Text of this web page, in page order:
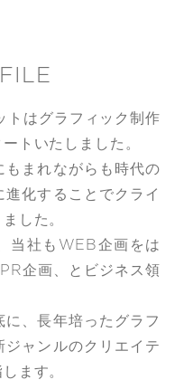
トはグラフィック制作
トいたしました。
もまれながらも時代の
化することでクライ
した。
当社もWEB企画をは
企画、とビジネス領
、長年培ったグラフ
ジャンルのクリエイテ
ます。